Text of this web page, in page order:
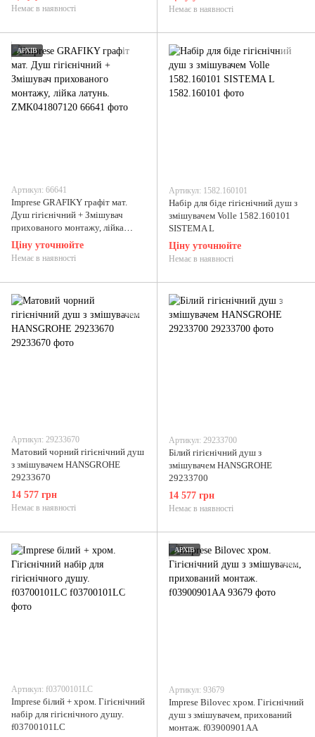
Немає в наявності Немає в наявності
АРХІВ
Артикул: 66641
Imprese GRAFIKY графіт мат.
Душ гігієнічний + Змішувач
прихованого монтажу, лійка
латунь. ZMK041807120
Ціну уточнюйте
Немає в наявності
Артикул: 1582.160101
Набір для біде гігієнічний душ з
змішувачем Volle 1582.160101
SISTEMA L
Ціну уточнюйте
Немає в наявності
Артикул: 29233670
Матовий чорний гігієнічний душ
з змішувачем HANSGROHE
29233670
14 577 грн
Немає в наявності
Артикул: 29233700
Білий гігієнічний душ з
змішувачем HANSGROHE
29233700
14 577 грн
Немає в наявності
Артикул: f03700101LC
Imprese білий + хром. Гігієнічний
набір для гігієнічного душу.
f03700101LC
АРХІВ
Артикул: 93679
Imprese Bilovec хром. Гігієнічний
душ з змішувачем, прихований
монтаж. f03900901AA